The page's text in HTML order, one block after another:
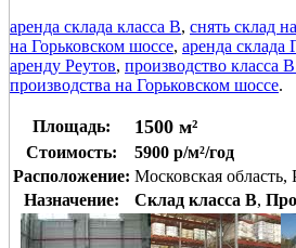
аренда склада класса В, снять склад
на Горьковском шоссе, аренда склада
аренду Реутов, производство класса
производства на Горьковском шоссе.
Площадь: 1500 м²
Стоимость:
5900 р/м²/год
Расположение: Московская область,
Назначение:
Склад класса B,